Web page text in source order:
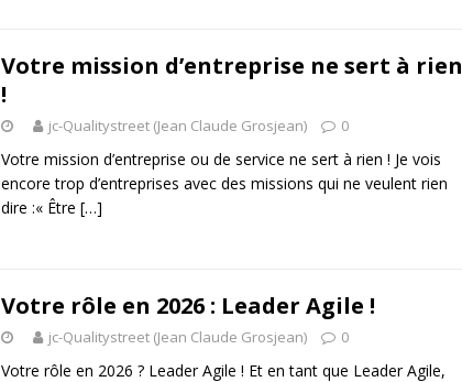
Votre mission d’entreprise ne sert à rien
!
jc-Qualitystreet (Jean Claude Grosjean) 0
Votre mission d’entreprise ou de service ne sert à rien ! Je vois
encore trop d’entreprises avec des missions qui ne veulent rien
dire :« Être […]
Votre rôle en 2026 : Leader Agile !
jc-Qualitystreet (Jean Claude Grosjean) 0
Votre rôle en 2026 ? Leader Agile ! Et en tant que Leader Agile,